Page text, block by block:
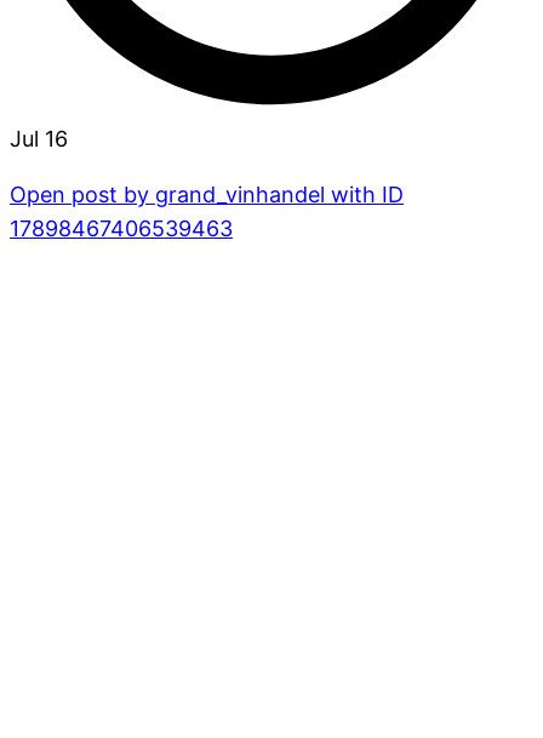
Jul 16
Open post by grand_vinhandel with ID
17898467406539463